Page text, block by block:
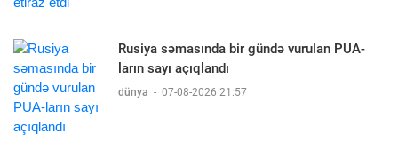
Rusiya səmasında bir gündə vurulan PUA-
ların sayı açıqlandı
dünya - 07-08-2026 21:57